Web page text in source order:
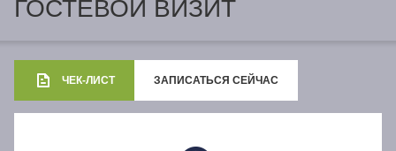
ГОСТЕВОЙ ВИЗИТ
ЧЕК-ЛИСТ ЗАПИСАТЬСЯ СЕЙЧАС